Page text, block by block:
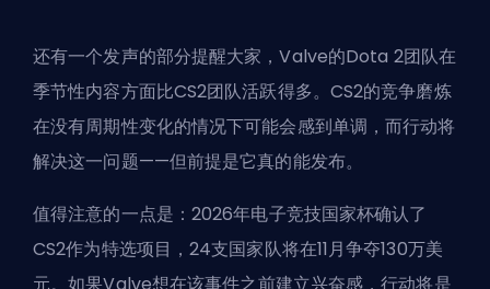
还有一个发声的部分提醒大家，Valve的Dota 2团队在
季节性内容方面比CS2团队活跃得多。 CS2的竞争磨炼
在没有周期性变化的情况下可能会感到单调，而行动将
解决这一问题——但前提是它真的能发布。
值得注意的一点是：2026年电子竞技国家杯确认了
CS2作为特选项目，24支国家队将在11月争夺130万美
元。如果Valve想在该事件之前建立兴奋感，行动将是